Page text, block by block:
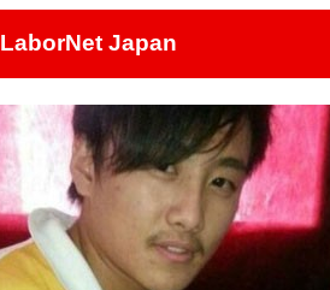
LaborNet Japan